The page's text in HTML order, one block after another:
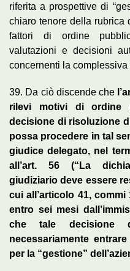
riferita a prospettive di
chiaro tenore della rubrica
fattori di ordine
valutazioni e decisioni
concernenti la
39. Da ciò discende che
rilevi motivi di ordine
decisione di risoluzione
possa procedere in tal
giudice delegato, nel
all’art. 56 (“La
giudiziario deve essere
cui all’articolo 41,
entro sei mesi
che tale decisione
necessariamente
per la “gestione”